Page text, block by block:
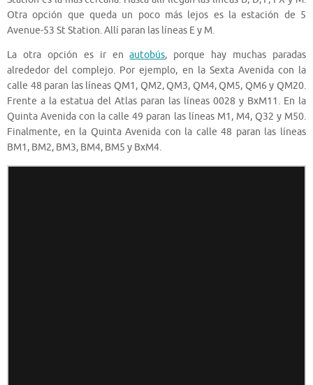
Otra opción que queda un poco más lejos es la estación de 5
Avenue-53 St Station. Allí paran las líneas E y M.
La otra opción es ir enautobús, porque hay muchas paradas
alrededor del complejo. Por ejemplo, en la Sexta Avenida con la
calle 48 paran las líneas QM1, QM2, QM3, QM4,QM5, QM6 yQM20.
Frente a la estatua del Atlas paran las líneas 0028 y BxM11. En la
Quinta Avenida con la calle 49 paran las líneas M1, M4, Q32 y M50.
Finalmente, en la Quinta Avenida con la calle 48 paran las líneas
BM1, BM2, BM3, BM4, BM5 y BxM4.